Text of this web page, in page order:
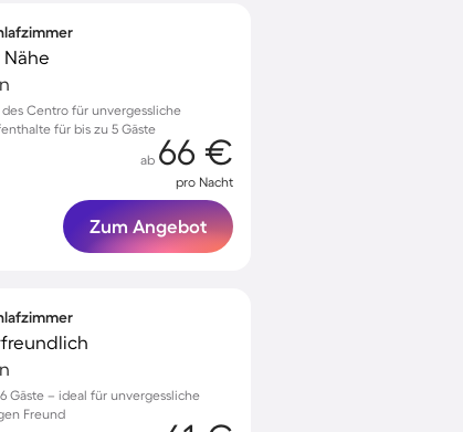
Centro für unvergessliche
für bis zu 5 Gäste
ab 66 €
pro Nacht
Zum Angebot
Gäste – ideal für unvergessliche
Freund